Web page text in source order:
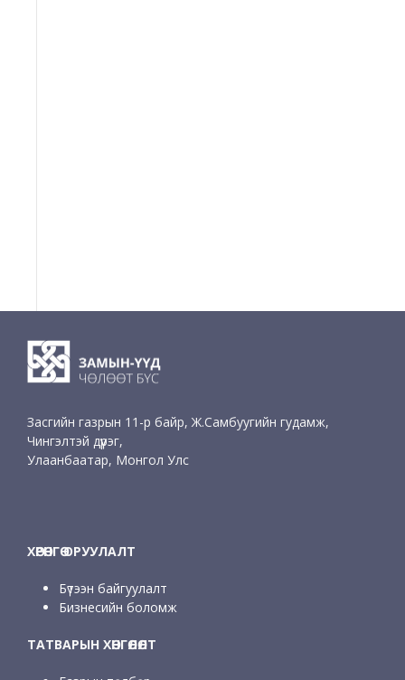
Засгийн газрын 11-р байр, Ж.Самбуугийн гудамж,
Чингэлтэй дүүрэг,
Улаанбаатар, Монгол Улс
ХӨРӨНГӨ ОРУУЛАЛТ
Бүтээн байгуулалт
Бизнесийн боломж
ТАТВАРЫН ХӨНГӨЛӨЛТ